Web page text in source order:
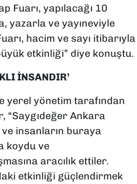
Fuarı, yapılacağı 10
yazarla ve yayıneviyle
hacim ve sayı itibarıyla
etkinliği” diye konuştu.
İNSANDIR’
yerel yönetim tarafından
“Saygıdeğer Ankara
ve insanların buraya
koydu ve
aracılık ettiler.
etkinliği güçlendirmek